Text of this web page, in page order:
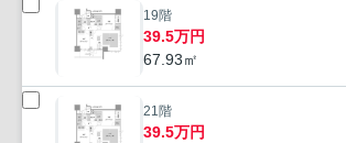
19階
39.5万円
67.93㎡
21階
39.5万円